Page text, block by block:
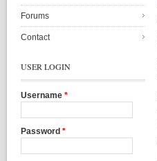
Forums
Contact
USER LOGIN
Username *
Password *